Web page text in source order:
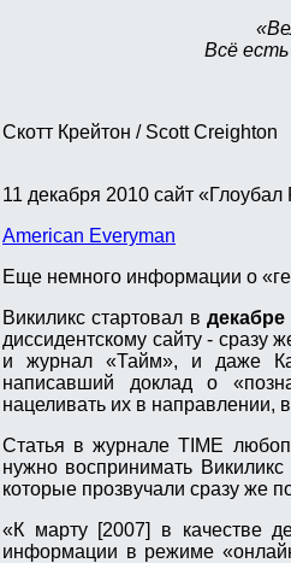
Всё
Скотт Крейтон / Scott Creighton
11 декабря 2010 сайт
American Everyman
Еще немного информации о
Викиликс стартовал вдекабре
диссидентскому сайту - сразу
и журнал «Тайм», и даже
написавший доклад о
нацеливать их в направлении,
Статья в журнале TIME
нужно воспринимать
которые прозвучали сразу же
«К марту [2007] в качестве
информации в режиме